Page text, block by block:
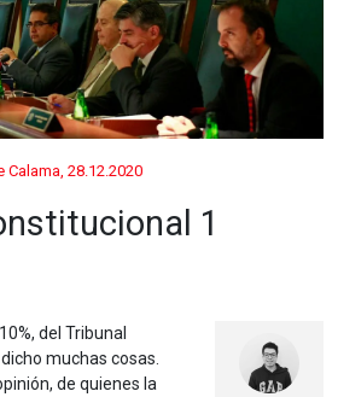
28.12.2020
1
del Tribunal
muchas cosas.
de quienes la